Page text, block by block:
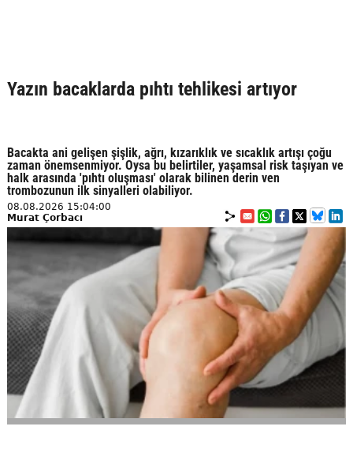
Yazın bacaklarda pıhtı tehlikesi artıyor
Bacakta ani gelişen şişlik, ağrı, kızarıklık ve sıcaklık artışı çoğu
zaman önemsenmiyor. Oysa bu belirtiler, yaşamsal risk taşıyan ve
halk arasında 'pıhtı oluşması' olarak bilinen derin ven
trombozunun ilk sinyalleri olabiliyor.
08.08.2026 15:04:00
Murat Çorbacı